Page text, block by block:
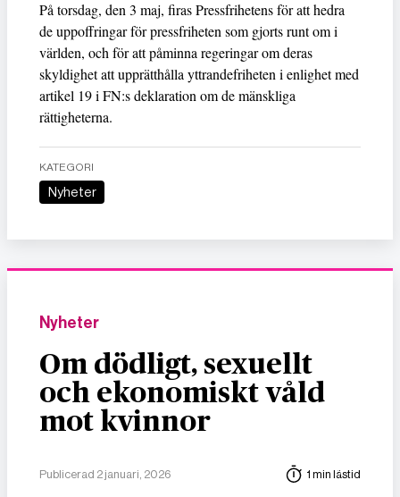
På torsdag, den 3 maj, firas Pressfrihetens för att hedra
de uppoffringar för pressfriheten som gjorts runt om i
världen, och för att påminna regeringar om deras
skyldighet att upprätthålla yttrandefriheten i enlighet med
artikel 19 i FN:s deklaration om de mänskliga
rättigheterna.
KATEGORI
Nyheter
Nyheter
Om dödligt, sexuellt
och ekonomiskt våld
mot kvinnor
Publicerad 2 januari, 2026 1 min lästid